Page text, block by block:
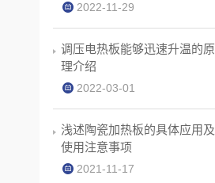
2022-11-29
调压电热板能够迅速升温的原
理介绍
2022-03-01
浅述陶瓷加热板的具体应用及
使用注意事项
2021-11-17